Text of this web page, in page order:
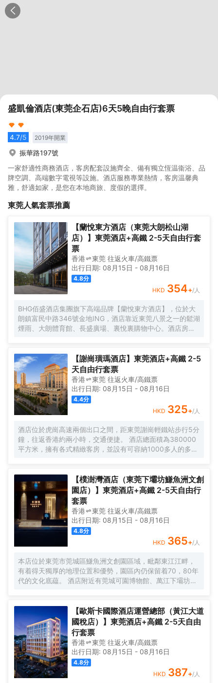
盛凱倫酒店(東莞企石店)6天5晚自由行套票
4.7/5 2019年開業
振華路197號
一家舒適性商務酒店，客房配套設施齊全、備有獨立恆温衞浴、品
牌空調、高端數字電視等設施。酒店服務專業熱情，客房温馨典
雅，舒適如家，是您在本地商旅、度假的選擇。
東莞人氣套票推薦
【蘭悅東方酒店（東莞大朗松山湖
店）】東莞酒店+高鐵 2-5天自由行套
票
香港 東莞 往返火車/高鐵票
出行日期: 08月15日 - 08月16日
4.8分
HKD 354+/人
BHG佰盛酒店集團旗下高端品牌【蘭悅東方酒店】，位於大
朗鎮富民中路346號金地ING，酒店靠近東莞八景之一的鬆湖
煙雨、大朗體育館、長盛廣場、裏悅裏購物中心。酒店房間
油洗護用品、空氣淨化器等。以優美的環境與細緻的服務讓
客人在酒店有更好的體驗。
【謝崗璜瑪酒店】東莞酒店+高鐵 2-5
天自由行套票
香港 東莞 往返火車/高鐵票
出行日期: 08月15日 - 08月16日
4.4分
HKD 325+/人
酒店位於虎崗高速兩個出口之間，距東莞謝崗輕鐵站步行5分
鐘，往返香港約兩小時，交通便捷。 酒店總面積為380000
平方米，擁有各式精緻客房，並設有可容納1000多人的多功
進的音響設備的KTV，各項設施一應俱全，給您帶來上佳的
入住體驗。
【樸澍灣酒店（東莞下壩坊鰜魚洲文創
園店）】東莞酒店+高鐵 2-5天自由行
套票
香港 東莞 往返火車/高鐵票
出行日期: 08月15日 - 08月16日
4.8分
HKD 365+/人
本店位於東莞市莞城區鰜魚洲文創園區域，毗鄰東江江畔，
有着得天獨厚的地理位置和優勢，園區內仍保留着70，80年
代的文化底藴。 酒店附近有莞城可園博物館、萬江下壩坊、
場、酒店周圍生活設施完善有眾多餐飲、休閒飲品店、出行
便利，吃喝玩樂一應俱全。 本店地理位置佳，希望創造「自
然感官主義風格」將當地文化特色和自然風景融入，是以“隱
逸於市”為主題的高端酒店，周邊綠樹成蔭、具有自然氣息，
酒店倡導貼心與質感兼具的服務態度，在每一個細節處給您
更親切的體驗，能真實地為客人提供一個親近自然的環境，
使客人在入住酒店後可以享受到獨特的體驗。 酒店內部裝飾
雅緻、臻於細節，擁有各類豪華客房共計多間，酒店客房內
【歐斯卡國際酒店運營總部（黃江大道
國稅店）】東莞酒店+高鐵 2-5天自由
行套票
香港 東莞 往返火車/高鐵票
出行日期: 08月15日 - 08月16日
4.8分
HKD 387+/人